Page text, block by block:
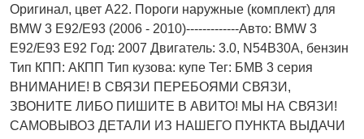
Оригинал, цвет A22. Пороги наружные (комплект) для
BMW 3 E92/E93 (2006 - 2010)-------------Авто: BMW 3
E92/E93 E92 Год: 2007 Двигатель: 3.0, N54B30A, бензин
Тип КПП: АКПП Тип кузова: купе Тег: БМВ 3 серия
ВНИМАНИЕ! В СВЯЗИ ПЕРЕБОЯМИ СВЯЗИ,
ЗВОНИТЕ ЛИБО ПИШИТЕ В АВИТО! МЫ НА СВЯЗИ!
САМОВЫВОЗ ДЕТАЛИ ИЗ НАШЕГО ПУНКТА ВЫДАЧИ